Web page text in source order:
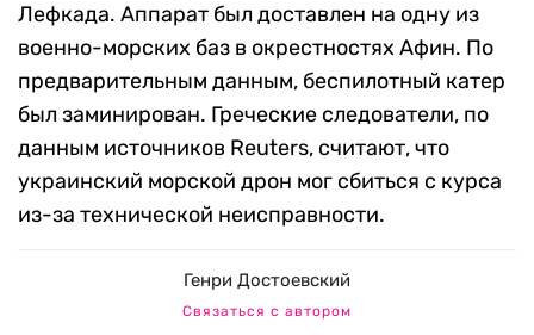
Лефкада. Аппарат был доставлен на одну из
военно-морских баз в окрестностях Афин. По
предварительным данным, беспилотный катер
был заминирован. Греческие следователи, по
данным источников Reuters, считают, что
украинский морской дрон мог сбиться с курса
из-за технической неисправности.
Генри Достоевский
Связаться с автором